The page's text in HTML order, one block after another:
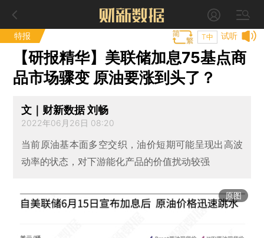
特报 试听
T中
【研报精华】美联储加息75基点商
品市场骤变 原油要涨到头了？
文｜财新数据 刘畅
2022年06月26日 08:20
当前原油基本面多空交织，油价短期可能呈现出高波
动率的状态，对下游能化产品的价值扰动较强
原图